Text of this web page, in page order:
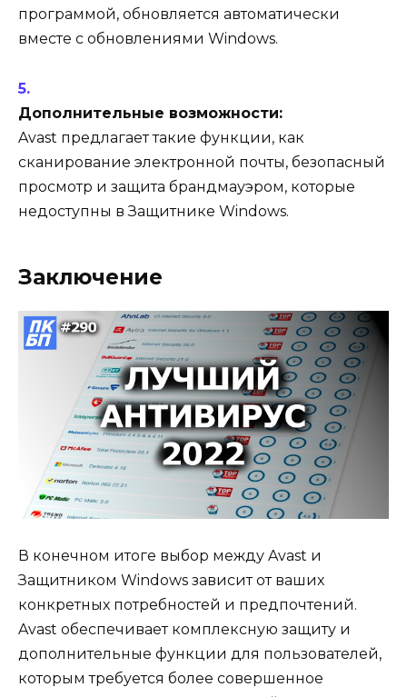
программой, обновляется автоматически
вместе с обновлениями Windows.
Дополнительные возможности:
Avast предлагает такие функции, как
сканирование электронной почты, безопасный
просмотр и защита брандмауэром, которые
недоступны в Защитнике Windows.
Заключение
В конечном итоге выбор между Avast и
Защитником Windows зависит от ваших
конкретных потребностей и предпочтений.
Avast обеспечивает комплексную защиту и
дополнительные функции для пользователей,
которым требуется более совершенное